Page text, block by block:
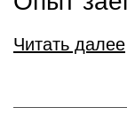
Читать далее